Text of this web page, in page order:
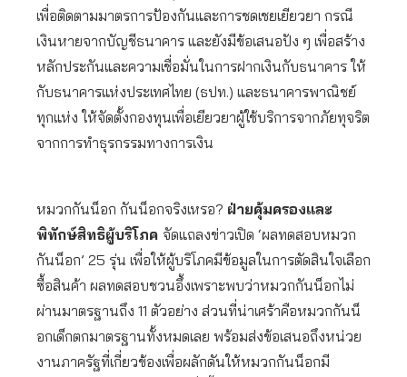
เพื่อติดตามมาตรการป้องกันและการชดเชยเยียวยา กรณี
เงินหายจากบัญชีธนาคาร และยังมีข้อเสนอปัง ๆ เพื่อสร้าง
หลักประกันและความเชื่อมั่นในการฝากเงินกับธนาคาร ให้
กับธนาคารแห่งประเทศไทย (ธปท.) และธนาคารพาณิชย์
ทุกแห่ง ให้จัดตั้งกองทุนเพื่อเยียวยาผู้ใช้บริการจากภัยทุจริต
จากการทำธุรกรรมทางการเงิน
หมวกกันน็อก กันน็อกจริงเหรอ? ฝ่ายคุ้มครองและ
พิทักษ์สิทธิผู้บริโภค จัดแถลงข่าวเปิด ‘ผลทดสอบหมวก
กันน็อก’ 25 รุ่น เพื่อให้ผู้บริโภคมีข้อมูลในการตัดสินใจเลือก
ซื้อสินค้า ผลทดสอบชวนอึ้งเพราะพบว่าหมวกกันน็อกไม่
ผ่านมาตรฐานถึง 11 ตัวอย่าง ส่วนที่น่าเศร้าคือหมวกกันน็
อกเด็กตกมาตรฐานทั้งหมดเลย พร้อมส่งข้อเสนอถึงหน่วย
งานภาครัฐที่เกี่ยวข้องเพื่อผลักดันให้หมวกกันน็อกมี